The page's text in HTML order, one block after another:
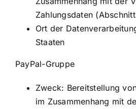
Zahlungsdaten
Ort der
Staaten
PayPal-Gruppe
Zweck: Bereitstellung
im Zusammenhang mit